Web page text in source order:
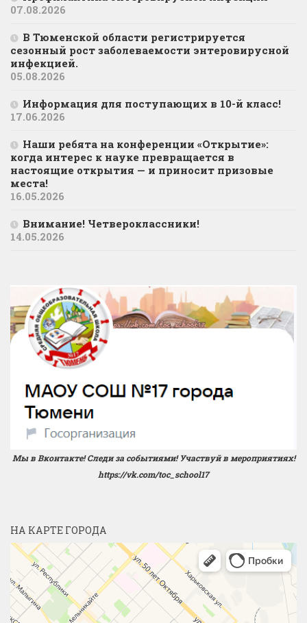
07.08.2026
В Тюменской области регистрируется
сезонный рост заболеваемости энтеровирусной
инфекцией.
05.08.2026
Информация для поступающих в 10-й класс!
17.06.2026
Наши ребята на конференции «Открытие»:
когда интерес к науке превращается в
настоящие открытия — и приносит призовые
места!
16.05.2026
Внимание! Четвероклассники!
14.05.2026
Мы в Вконтакте! Следи за событиями! Участвуй в мероприятиях!
https://vk.com/toc_school17
НА КАРТЕ ГОРОДА